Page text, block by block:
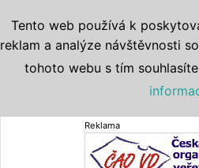
Reklama
Tento web používá k
reklam a analýze návštěvnosti
tohoto webu s tím